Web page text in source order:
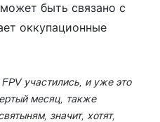
быть связано с
оккупационные
участились, и уже это
месяц, также
значит, хотят,